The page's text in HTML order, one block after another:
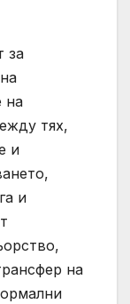
за
на
тях,
и
и
на